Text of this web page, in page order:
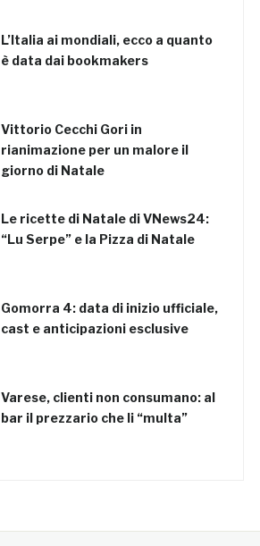
L’Italia ai mondiali, ecco a quanto
è data dai bookmakers
Vittorio Cecchi Gori in
rianimazione per un malore il
giorno di Natale
Le ricette di Natale di VNews24:
“Lu Serpe” e la Pizza di Natale
Gomorra 4: data di inizio ufficiale,
cast e anticipazioni esclusive
Varese, clienti non consumano: al
bar il prezzario che li “multa”